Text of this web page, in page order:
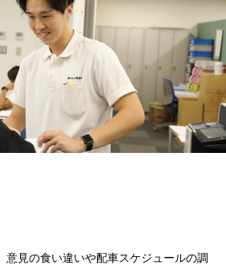
意見の食い違いや配車スケジュールの調